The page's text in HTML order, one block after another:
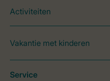
Activiteiten
Vakantie met kinderen
Service